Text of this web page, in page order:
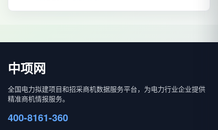
中项网
全国电力拟建项目和招采商机数据服务平台，为电力行业企业提供
精准商机情报服务。
400-8161-360